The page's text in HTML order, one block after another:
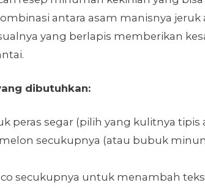
antara asam manisnya
yang berlapis memberikan
dibutuhkan:
peras segar (pilih yang kulitnya
secukupnya (atau bubuk
secukupnya untuk menambah